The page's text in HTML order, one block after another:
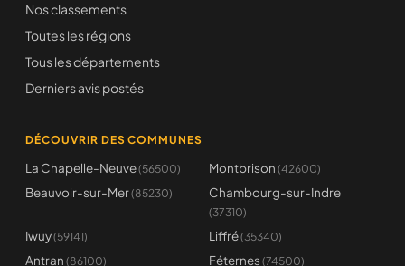
Nos classements
Toutes les régions
Tous les départements
Derniers avis postés
DÉCOUVRIR DES COMMUNES
La Chapelle-Neuve(56500) Montbrison (42600)
Beauvoir-sur-Mer(85230) Chambourg-sur-Indre
(37310)
Iwuy(59141) Liffré(35340)
Antran (86100) Féternes (74500)